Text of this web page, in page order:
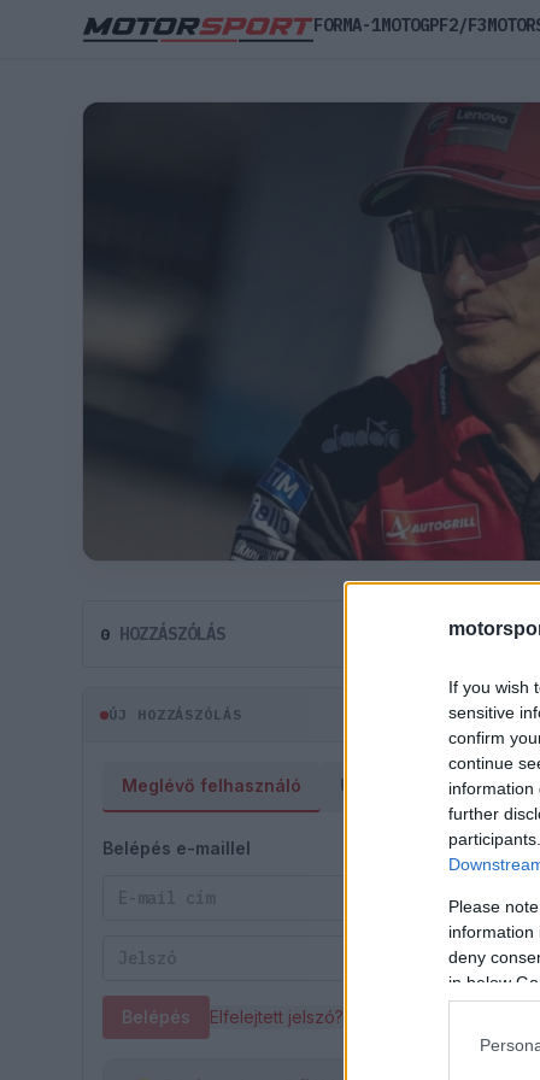
If you wish
sensitive
confirm
continue
information
further
Please
information
deny
in below
0 HOZZÁSZÓLÁS
ÚJ HOZZÁSZÓLÁS
Meglévő felhasználó Új felhasználó
Belépés e-maillel
Belépés Elfelejtett jelszó?
FORMA-1MOTOGPF2/F3